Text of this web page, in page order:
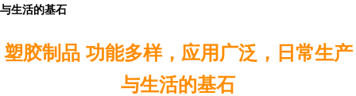
与生活的基石
塑胶制品 功能多样，应用广泛，日常生产
与生活的基石